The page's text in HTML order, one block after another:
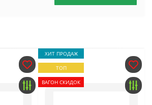
ХИТ ПРОДАЖ
ТОП
ВАГОН СКИДОК